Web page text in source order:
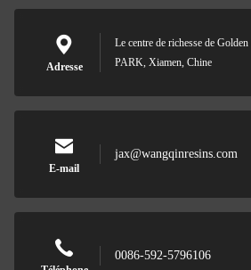
Adresse
Le centre de richesse de
PARK, Xiamen, Chine
E-mail
jax@wangqinresins.com
0086-592-5796106